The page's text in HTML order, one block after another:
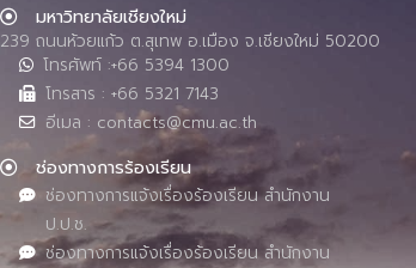
มหาวิทยาลัยเชียงใหม่
239 ถนนห้วยแก้ว ต.สุเทพ อ.เมือง จ.เชียงใหม่ 50200
โทรศัพท์ :+66 5394 1300
โทรสาร : +66 5321 7143
อีเมล : contacts@cmu.ac.th
ช่องทางการร้องเรียน
ช่องทางการแจ้งเรื่องร้องเรียน สำนักงาน
ป.ป.ช.
ช่องทางการแจ้งเรื่องร้องเรียน สำนักงาน